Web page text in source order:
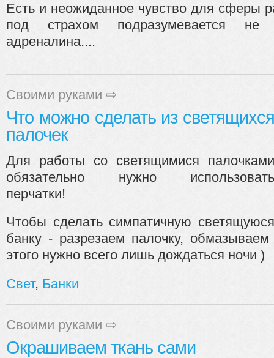
Есть и неожиданное чувство для сферы
под страхом подразумевается
адреналина....
Своими руками ⇨
Что можно сделать из светящихся
палочек
Для работы со светящимися палочками
обязательно нужно использовать
перчатки!
Чтобы сделать симпатичную светящуюся
банку - разрезаем палочку,
этого нужно всего лишь дождаться ночи )
Свет, Банки
Своими руками ⇨
Окрашиваем ткань сами